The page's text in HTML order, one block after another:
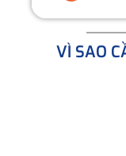
VÌ SAO